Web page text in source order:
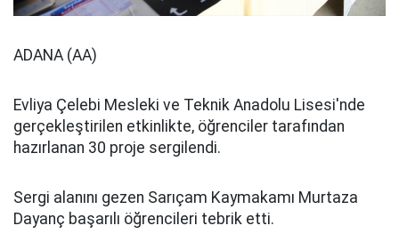
ADANA (AA)
Evliya Çelebi Mesleki ve Teknik Anadolu Lisesi'nde
gerçekleştirilen etkinlikte, öğrenciler tarafından
hazırlanan 30 proje sergilendi.
Sergi alanını gezen Sarıçam Kaymakamı Murtaza
Dayanç başarılı öğrencileri tebrik etti.